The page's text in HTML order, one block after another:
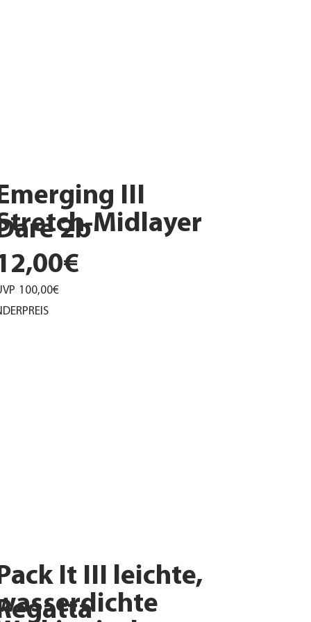
III
Midlayer
2b
100,00€
It III leichte,